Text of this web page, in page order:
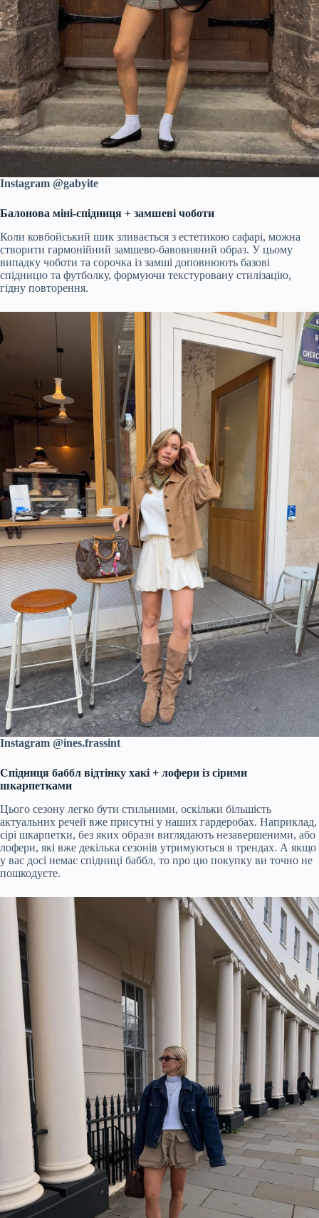
Instagram @gabyite
Балонова міні-спідниця + замшеві чоботи
Коли ковбойський шик зливається з естетикою сафарі, можна
створити гармонійний замшево-бавовняний образ. У цьому
випадку чоботи та сорочка із замші доповнюють базові
спідницю та футболку, формуючи текстуровану стилізацію,
гідну повторення.
Instagram @ines.frassint
Спідниця баббл відтінку хакі + лофери із сірими
шкарпетками
Цього сезону легко бути стильними, оскільки більшість
актуальних речей вже присутні у наших гардеробах. Наприклад,
сірі шкарпетки, без яких образи виглядають незавершеними, або
лофери, які вже декілька сезонів утримуються в трендах. А якщо
у вас досі немає спідниці баббл, то про цю покупку ви точно не
пошкодуєте.